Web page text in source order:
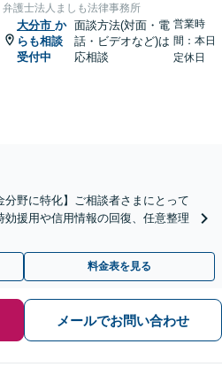
弁護士法人ましも法律事務所
大分市 か
らも相談
受付中
面談方法(対面・電
話・ビデオなど)は
応相談
営業時
間：本日
定休日
分野に特化】ご相談者さまにとって
援用や信用情報の回復、任意整理
料金表を見る
メールでお問い合わせ